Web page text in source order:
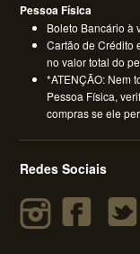
Pessoa Física
Boleto Bancário à
Cartão de Crédito
no valor total do
*ATENÇÃO: Nem
Pessoa Física,
compras se ele
Redes Sociais